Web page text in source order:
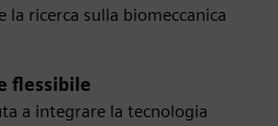
la ricerca sulla biomeccanica
flessibile
a integrare la tecnologia